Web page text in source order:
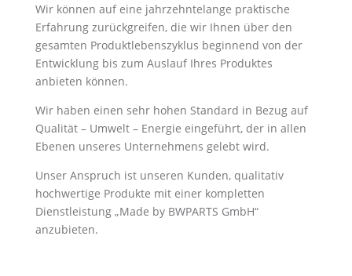
Wir können auf eine jahrzehntelange praktische
Erfahrung zurückgreifen, die wir Ihnen über den
gesamten Produktlebenszyklus beginnend von der
Entwicklung bis zum Auslauf Ihres Produktes
anbieten können.
Wir haben einen sehr hohen Standard in Bezug auf
Qualität – Umwelt – Energie eingeführt, der in allen
Ebenen unseres Unternehmens gelebt wird.
Unser Anspruch ist unseren Kunden, qualitativ
hochwertige Produkte mit einer kompletten
Dienstleistung „Made by BWPARTS GmbH“
anzubieten.